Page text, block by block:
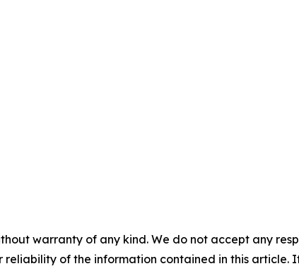
warranty of any kind. We do not accept any
reliability of the information contained in this article.